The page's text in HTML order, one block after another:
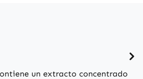
un extracto concentrado